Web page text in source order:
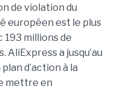
de violation du
européen est le plus
millions de
a jusqu’au
d’action à la
mettre en